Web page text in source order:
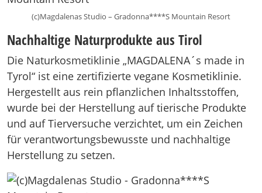
(c)Magdalenas Studio – Gradonna****S Mountain Resort
Nachhaltige Naturprodukte aus Tirol
Die Naturkosmetiklinie „MAGDALENA´s made in
Tyrol“ ist eine zertifizierte vegane Kosmetiklinie.
Hergestellt aus rein pflanzlichen Inhaltsstoffen,
wurde bei der Herstellung auf tierische Produkte
und auf Tierversuche verzichtet, um ein Zeichen
für verantwortungsbewusste und nachhaltige
Herstellung zu setzen.